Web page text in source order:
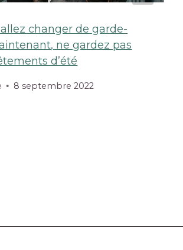
changer de garde-
ne gardez pas
d’été
8 septembre 2022